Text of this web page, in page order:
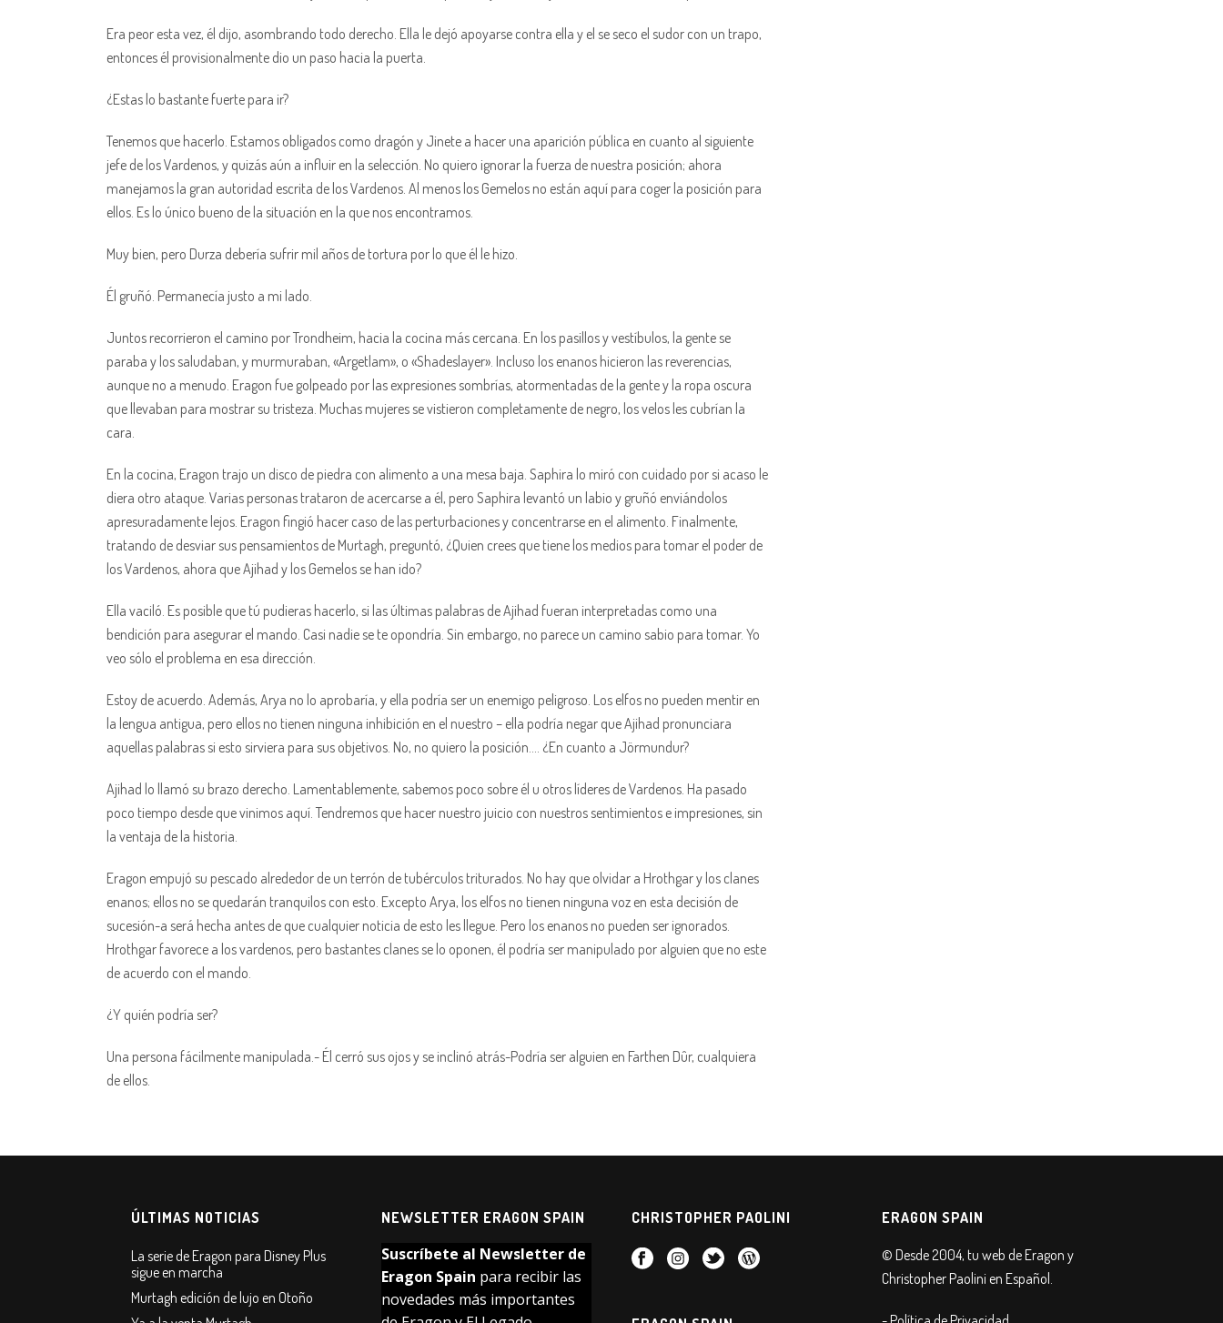
Era peor esta vez, él dijo, asombrando todo derecho. Ella le dejó apoyarse contra ella y el se seco el sudor con un trapo,
entonces él provisionalmente dio un paso hacia la puerta.
¿Estas lo bastante fuerte para ir?
Tenemos que hacerlo. Estamos obligados como dragón y Jinete a hacer una aparición pública en cuanto al siguiente
jefe de los Vardenos, y quizás aún a influir en la selección. No quiero ignorar la fuerza de nuestra posición; ahora
manejamos la gran autoridad escrita de los Vardenos. Al menos los Gemelos no están aquí para coger la posición para
ellos. Es lo único bueno de la situación en la que nos encontramos.
Muy bien, pero Durza debería sufrir mil años de tortura por lo que él le hizo.
Él gruñó. Permanecía justo a mi lado.
Juntos recorrieron el camino por Trondheim, hacia la cocina más cercana. En los pasillos y vestíbulos, la gente se
paraba y los saludaban, y murmuraban, «Argetlam», o «Shadeslayer». Incluso los enanos hicieron las reverencias,
aunque no a menudo. Eragon fue golpeado por las expresiones sombrías, atormentadas de la gente y la ropa oscura
que llevaban para mostrar su tristeza. Muchas mujeres se vistieron completamente de negro, los velos les cubrían la
cara.
En la cocina, Eragon trajo un disco de piedra con alimento a una mesa baja. Saphira lo miró con cuidado por si acaso le
diera otro ataque. Varias personas trataron de acercarse a él, pero Saphira levantó un labio y gruñó enviándolos
apresuradamente lejos. Eragon fingió hacer caso de las perturbaciones y concentrarse en el alimento. Finalmente,
tratando de desviar sus pensamientos de Murtagh, preguntó, ¿Quien crees que tiene los medios para tomar el poder de
los Vardenos, ahora que Ajihad y los Gemelos se han ido?
Ella vaciló. Es posible que tú pudieras hacerlo, si las últimas palabras de Ajihad fueran interpretadas como una
bendición para asegurar el mando. Casi nadie se te opondría. Sin embargo, no parece un camino sabio para tomar. Yo
veo sólo el problema en esa dirección.
Estoy de acuerdo. Además, Arya no lo aprobaría, y ella podría ser un enemigo peligroso. Los elfos no pueden mentir en
la lengua antigua, pero ellos no tienen ninguna inhibición en el nuestro – ella podría negar que Ajihad pronunciara
aquellas palabras si esto sirviera para sus objetivos. No, no quiero la posición…. ¿En cuanto a Jörmundur?
Ajihad lo llamó su brazo derecho. Lamentablemente, sabemos poco sobre él u otros líderes de Vardenos. Ha pasado
poco tiempo desde que vinimos aquí. Tendremos que hacer nuestro juicio con nuestros sentimientos e impresiones, sin
la ventaja de la historia.
Eragon empujó su pescado alrededor de un terrón de tubérculos triturados. No hay que olvidar a Hrothgar y los clanes
enanos; ellos no se quedarán tranquilos con esto. Excepto Arya, los elfos no tienen ninguna voz en esta decisión de
sucesión-a será hecha antes de que cualquier noticia de esto les llegue. Pero los enanos no pueden ser ignorados.
Hrothgar favorece a los vardenos, pero bastantes clanes se lo oponen, él podría ser manipulado por alguien que no este
de acuerdo con el mando.
¿Y quién podría ser?
Una persona fácilmente manipulada.- Él cerró sus ojos y se inclinó atrás-Podría ser alguien en Farthen Dûr, cualquiera
de ellos.
ÚLTIMAS NOTICIAS
La serie de Eragon para Disney Plus
sigue en marcha
Murtagh edición de lujo en Otoño
NEWSLETTER ERAGON SPAIN CHRISTOPHER PAOLINI ERAGON SPAIN
© Desde 2004, tu web de Eragon y
Christopher Paolini en Español.